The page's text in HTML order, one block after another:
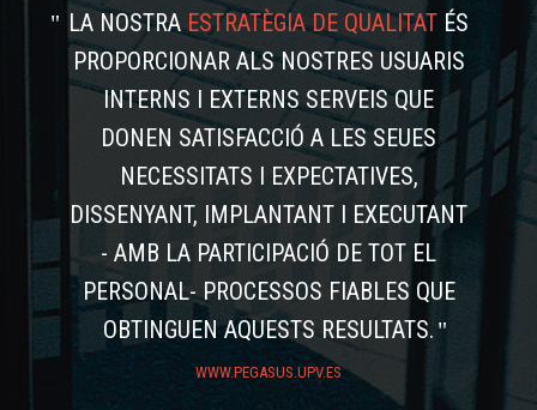
LA NOSTRAESTRATÈGIA DE QUALITAT ÉS
PROPORCIONAR ALS NOSTRES USUARIS
INTERNS I EXTERNS SERVEIS QUE
DONEN SATISFACCIÓ A LES SEUES
NECESSITATS I EXPECTATIVES,
DISSENYANT, IMPLANTANT I EXECUTANT
- AMB LA PARTICIPACIÓ DE TOT EL
PERSONAL- PROCESSOS FIABLES QUE
OBTINGUEN AQUESTS RESULTATS.
WWW.PEGASUS.UPV.ES